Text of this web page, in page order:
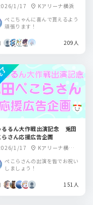
1/17 location_on Kアリーナ横浜
ぺこちゃんに喜んで貰えるよう
頑張ります！
209人
るるん大作戦出演記念 兎田
らさん応援広告企画
1/17 location_on Kアリーナ横浜
ぺこらさんの出演を皆でお祝い
しましょう！
151人